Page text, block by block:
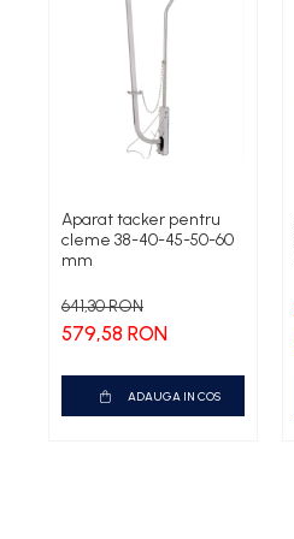
Aparat tacker pentru
cleme 38-40-45-50-60
mm
641,30 RON
579,58 RON
ADAUGA IN COS